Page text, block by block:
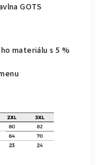
GOTS
materiálu s 5 %